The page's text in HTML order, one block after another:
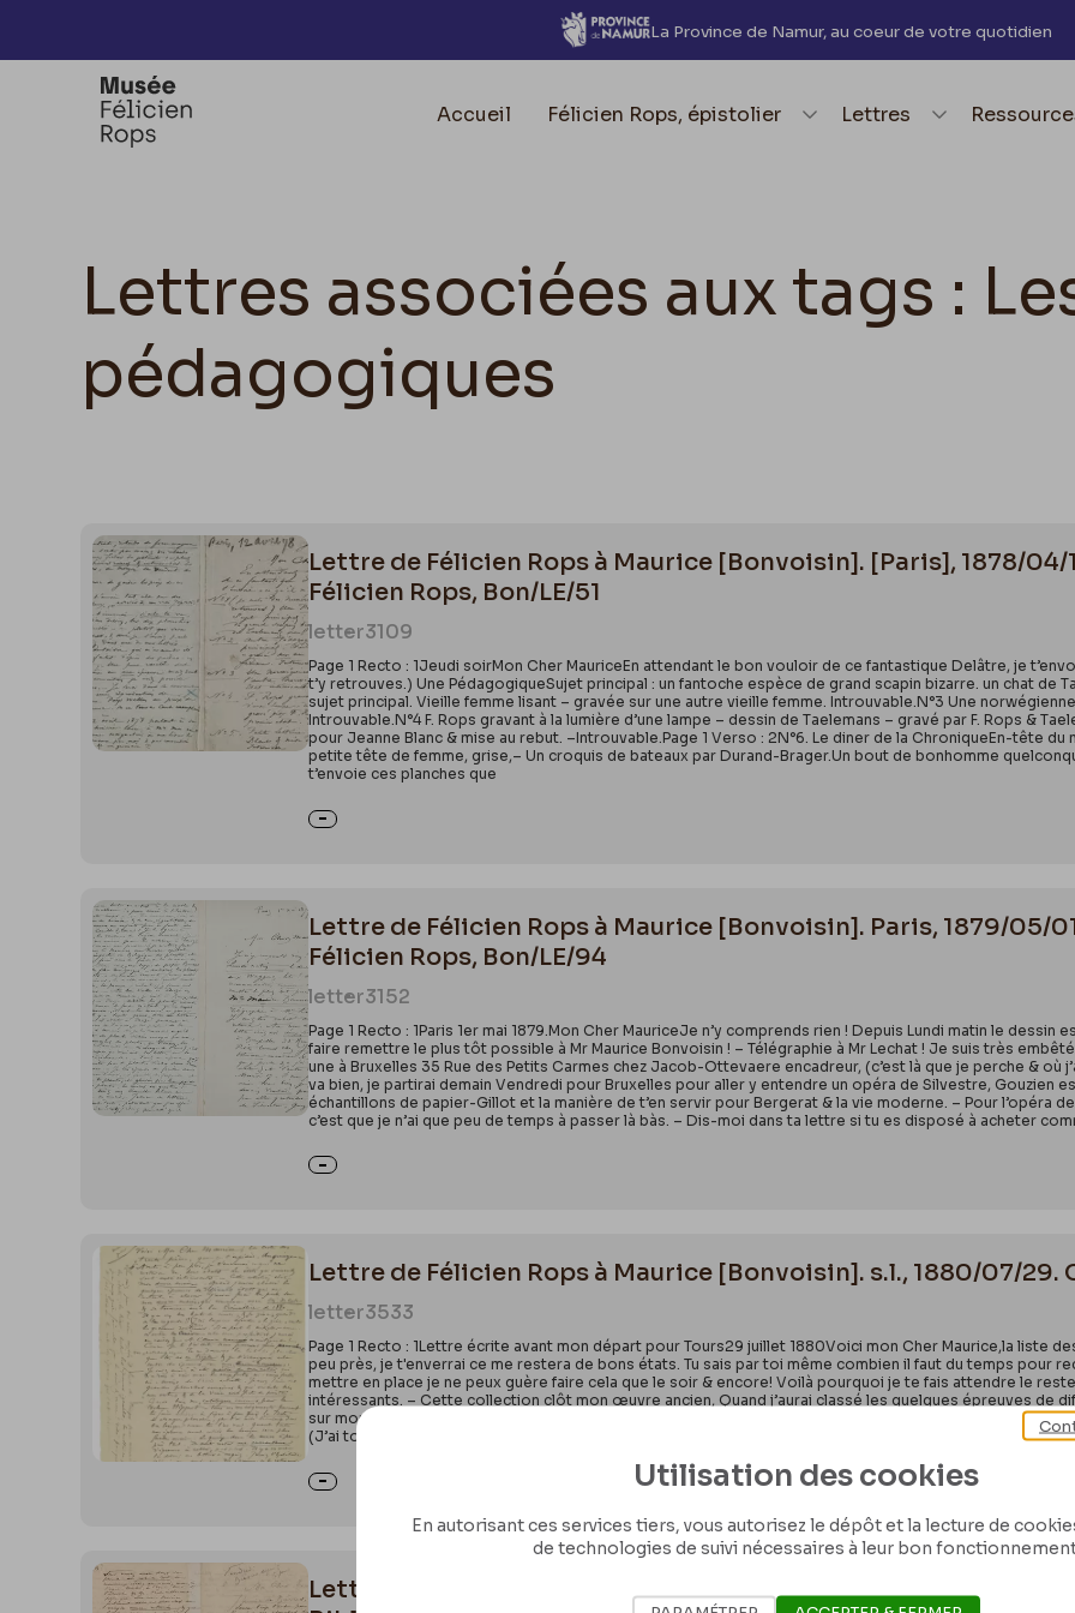
La Province de Namur, au coeur de votre quotidien
Accueil element.menu.open_menu
Félicien Rops, épistolier Lettres
Lettres associées aux tags :
pédagogiques
Lettre de Félicien Rops à Maurice [Bonvoisin]. [Paris], 1878/04/
Félicien Rops, Bon/LE/51
letter3109
Page 1 Recto : 1Jeudi soirMon Cher MauriceEn attendant le bon vouloir de ce fantastique Delâtre, je
t’y retrouves.) Une PédagogiqueSujet principal : un fantoche espèce de grand scapin bizarre. un chat de
sujet principal. Vieille femme lisant – gravée sur une autre vieille femme. Introuvable.N°3 Une
Introuvable.N°4 F. Rops gravant à la lumière d’une lampe – dessin de Taelemans – gravé par F. Rops &
pour Jeanne Blanc & mise au rebut. –Introuvable.Page 1 Verso : 2N°6. Le diner de la ChroniqueEn-tête du
petite tête de femme, grise,– Un croquis de bateaux par Durand-Brager.Un bout de bonhomme
t’envoie ces planches que
Lettre de Félicien Rops à Maurice [Bonvoisin]. Paris, 1879/05/
Félicien Rops, Bon/LE/94
letter3152
Page 1 Recto : 1Paris 1er mai 1879.Mon Cher MauriceJe n’y comprends rien ! Depuis Lundi matin le
faire remettre le plus tôt possible à Mr Maurice Bonvoisin ! – Télégraphie à Mr Lechat ! Je suis très
une à Bruxelles 35 Rue des Petits Carmes chez Jacob-Ottevaere encadreur, (c’est là que je perche & où
va bien, je partirai demain Vendredi pour Bruxelles pour aller y entendre un opéra de Silvestre, Gouzien
échantillons de papier-Gillot et la manière de t’en servir pour Bergerat & la vie moderne. – Pour l’opéra
c’est que je n’ai que peu de temps à passer là bàs. – Dis-moi dans ta lettre si tu es disposé à acheter
Lettre de Félicien Rops à Maurice [Bonvoisin]. s.l., 1880/07/29.
letter3533
Page 1 Recto : 1Lettre écrite avant mon départ pour Tours29 juillet 1880Voici mon Cher Maurice,la liste
peu près, je t'enverrai ce me restera de bons états. Tu sais par toi même combien il faut du temps pour
mettre en place je ne peux guère faire cela que le soir & encore! Voilà pourquoi je te fais attendre le
intéressants. – Cette collection clôt mon œuvre ancien, Quand j’aurai classé les quelques épreuves de
sur mon œuvre ancien, qui commence avec Ch. De Coster & se termine avec la Crémaillère de 1880 –. Il
(J’ai toujours défendu « le zinc » contre les graveurs routiniers. Si on peut le nikeler comme on acière le
Lettre de Félicien Rops à [Léon] Evely. Bièvres, entre [1883/
Utilisation des cookies
En autorisant ces services tiers, vous autorisez le dépôt et la lecture de
de technologies de suivi nécessaires à leur bon